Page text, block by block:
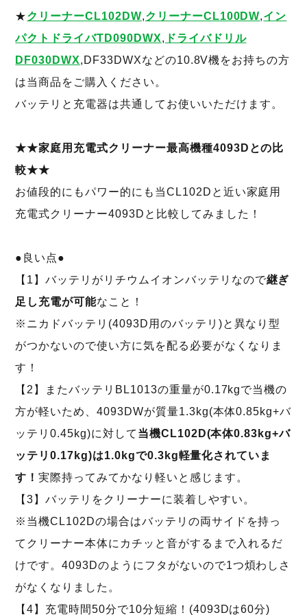
★クリーナーCL102DW,クリーナーCL100DW,イン
パクトドライバTD090DWX, ドライバドリル
DF030DWX,DF33DWXなどの10.8V機をお持ちの方
は当商品をご購入ください。
バッテリと充電器は共通してお使いいただけます。
★★家庭用充電式クリーナー最高機種4093Dとの比
較★★
お値段的にもパワー的にも当CL102Dと近い家庭用
充電式クリーナー4093Dと比較してみました！
●良い点●
【1】バッテリがリチウムイオンバッテリなので継ぎ
足し充電が可能なこと！
※ニカドバッテリ(4093D用のバッテリ)と異なり型
がつかないので使い方に気を配る必要がなくなりま
す！
【2】またバッテリBL1013の重量が0.17kgで当機の
方が軽いため、4093DWが質量1.3kg(本体0.85kg+バ
ッテリ0.45kg)に対して 当機CL102D(本体0.83kg+バ
ッテリ0.17kg)は1.0kgで0.3kg軽量化されていま
す！実際持ってみてかなり軽いと感じます。
【3】バッテリをクリーナーに装着しやすい。
※当機CL102Dの場合はバッテリの両サイドを持っ
てクリーナー本体にカチッと音がするまで入れるだ
けです。4093Dのようにフタがないので1つ煩わしさ
がなくなりました。
【4】充電時間50分で10分短縮！(4093Dは60分)